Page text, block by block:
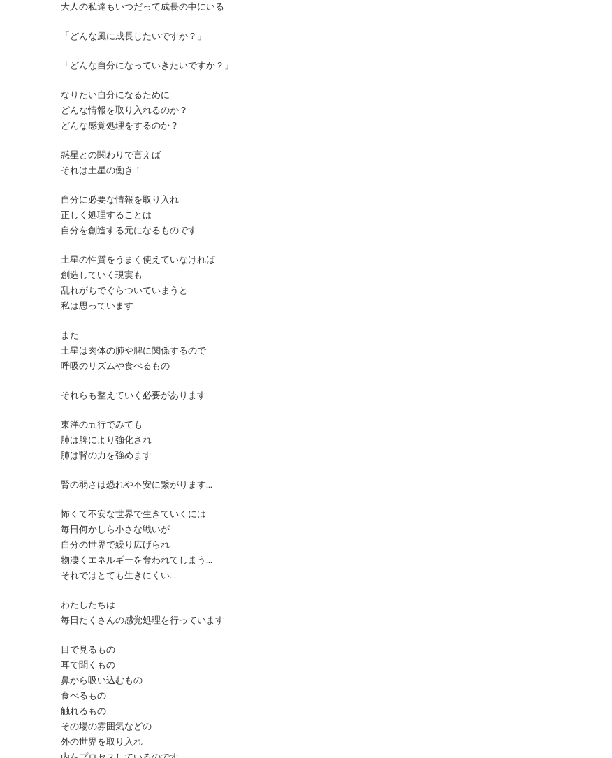
大人の私達もいつだって成長の中にいる
「どんな風に成長したいですか？」
「どんな自分になっていきたいですか？」
なりたい自分になるために
どんな情報を取り入れるのか？
どんな感覚処理をするのか？
惑星との関わりで言えば
それは土星の働き！
自分に必要な情報を取り入れ
正しく処理することは
自分を創造する元になるものです
土星の性質をうまく使えていなければ
創造していく現実も
乱れがちでぐらついていまうと
私は思っています
また
土星は肉体の肺や脾に関係するので
呼吸のリズムや食べるもの
それらも整えていく必要があります
東洋の五行でみても
肺は脾により強化され
肺は腎の力を強めます
腎の弱さは恐れや不安に繋がります…
怖くて不安な世界で生きていくには
毎日何かしら小さな戦いが
自分の世界で繰り広げられ
物凄くエネルギーを奪われてしまう…
それではとても生きにくい…
わたしたちは
毎日たくさんの感覚処理を行っています
目で見るもの
耳で聞くもの
鼻から吸い込むもの
食べるもの
触れるもの
その場の雰囲気などの
外の世界を取り入れ